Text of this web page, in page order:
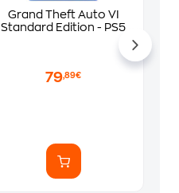
Grand Theft Auto VI
Standard Edition - PS5
79,89€